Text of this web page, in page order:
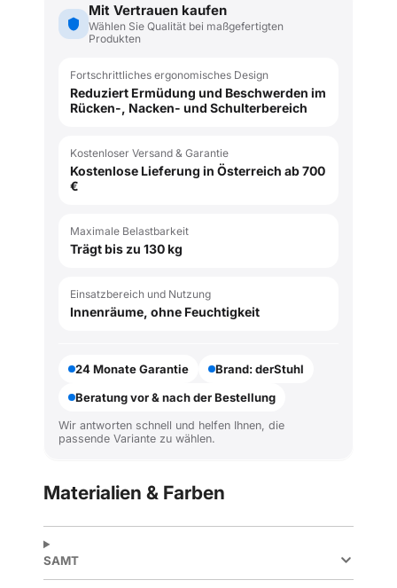
Mit Vertrauen kaufen
Wählen Sie Qualität bei maßgefertigten
Produkten
Fortschrittliches ergonomisches Design
Reduziert Ermüdung und Beschwerden im
Rücken-, Nacken- und Schulterbereich
Kostenloser Versand & Garantie
Kostenlose Lieferung in Österreich ab 700
€
Maximale Belastbarkeit
Trägt bis zu 130 kg
Einsatzbereich und Nutzung
Innenräume, ohne Feuchtigkeit
24 Monate Garantie
Brand: derStuhl
Beratung vor & nach der Bestellung
Wir antworten schnell und helfen Ihnen, die
passende Variante zu wählen.
Materialien & Farben
SAMT